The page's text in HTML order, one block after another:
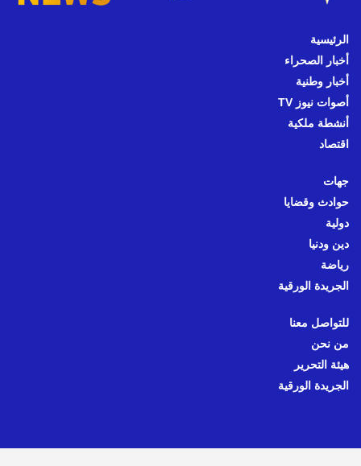
الرئيسية
أخبار الصحراء
أخبار وطنية
أصوات نيوز TV
أنشطة ملكية
اقتصاد
جهات
حوادث وقضايا
دولية
دين ودنيا
رياضة
الجريدة الورقية
للتواصل معنا
من نحن
هيئة التحرير
الجريدة الورقية